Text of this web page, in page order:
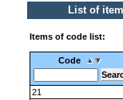
List of
Items of code list:
Code
21